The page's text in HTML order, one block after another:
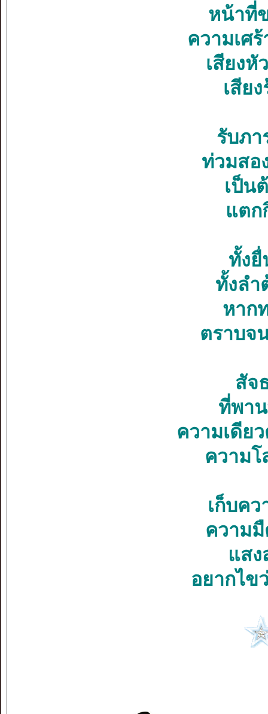
หน้าที่
ความเศ
เสียงหั
เสีย
รับภ
ท่วมสอ
เป็น
แตก
ทั้งยื่
ทั้งลำ
หาก
ตราบจ
สัจ
ที่พา
ความเดีย
ความ
เก็บค
ความ
แสง
อยากไข